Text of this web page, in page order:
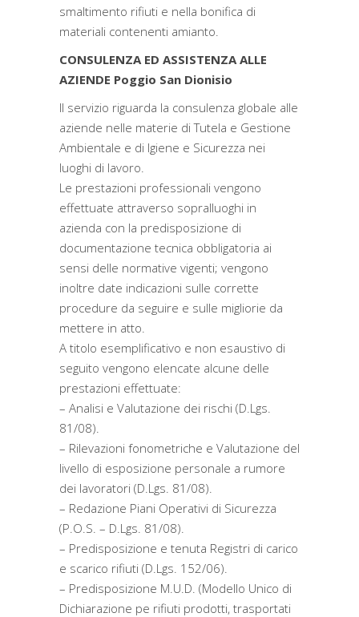
smaltimento rifiuti e nella bonifica di
materiali contenenti amianto.
CONSULENZA ED ASSISTENZA ALLE
AZIENDE Poggio San Dionisio
Il servizio riguarda la consulenza globale alle
aziende nelle materie di Tutela e Gestione
Ambientale e di Igiene e Sicurezza nei
luoghi di lavoro.
Le prestazioni professionali vengono
effettuate attraverso sopralluoghi in
azienda con la predisposizione di
documentazione tecnica obbligatoria ai
sensi delle normative vigenti; vengono
inoltre date indicazioni sulle corrette
procedure da seguire e sulle migliorie da
mettere in atto.
A titolo esemplificativo e non esaustivo di
seguito vengono elencate alcune delle
prestazioni effettuate:
– Analisi e Valutazione dei rischi (D.Lgs.
81/08).
– Rilevazioni fonometriche e Valutazione del
livello di esposizione personale a rumore
dei lavoratori (D.Lgs. 81/08).
– Redazione Piani Operativi di Sicurezza
(P.O.S. – D.Lgs. 81/08).
– Predisposizione e tenuta Registri di carico
e scarico rifiuti (D.Lgs. 152/06).
– Predisposizione M.U.D. (Modello Unico di
Dichiarazione pe rifiuti prodotti, trasportati